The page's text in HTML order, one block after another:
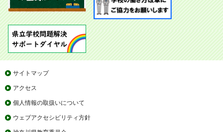
サイトマップ
アクセス
個人情報の取扱いについて
ウェブアクセシビリティ方針